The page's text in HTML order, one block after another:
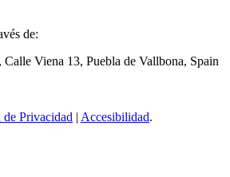
de:
Viena 13, Puebla de Vallbona, Spain
de Privacidad | Accesibilidad.